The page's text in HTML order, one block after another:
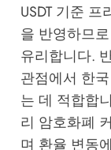
USDT 기준
을 반영하므
유리합니다.
관점에서 한
는 데 적합합
리 암호화폐
며 환율 변동